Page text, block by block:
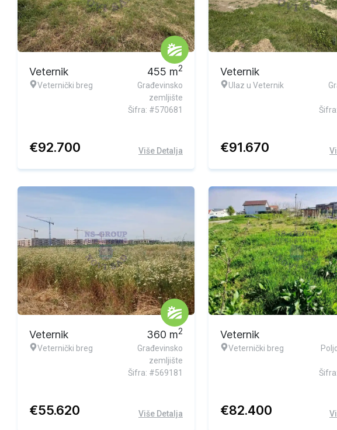
Veternik
Veternički breg
455 m2
Građevinsko
zemljište
Šifra: #570681
€92.700 Više Detalja
Veternik
Ulaz u Veternik
€91.670
Veternik
Veternički breg
360 m2
Građevinsko
zemljište
Šifra: #569181
€55.620 Više Detalja
Veternik
Veternički breg
€82.400